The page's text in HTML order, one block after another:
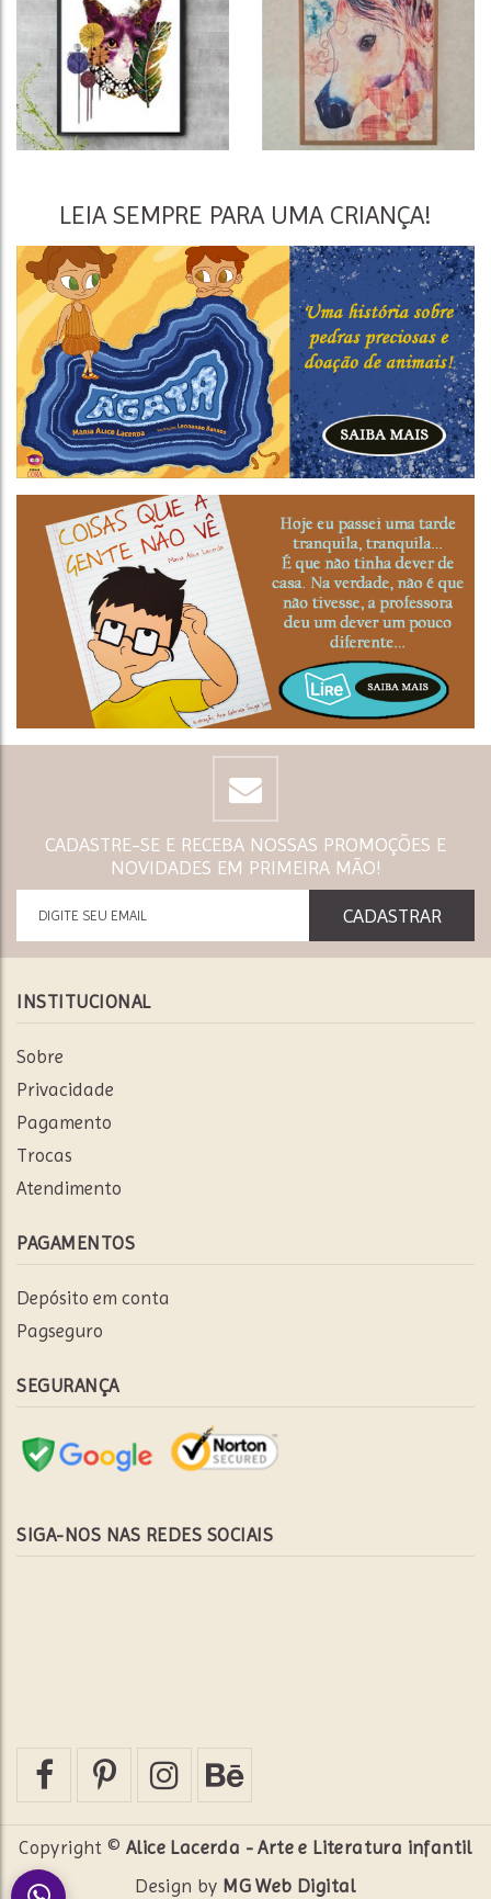
LEIA SEMPRE PARA UMA CRIANÇA!
CADASTRE-SE E RECEBA NOSSAS PROMOÇÕES E
NOVIDADES EM PRIMEIRA MÃO!
INSTITUCIONAL
Sobre
Privacidade
Pagamento
Trocas
Atendimento
PAGAMENTOS
Depósito em conta
Pagseguro
SEGURANÇA
SIGA-NOS NAS REDES SOCIAIS
Copyright © Alice Lacerda - Arte e Literatura infantil
Design by MG Web Digital